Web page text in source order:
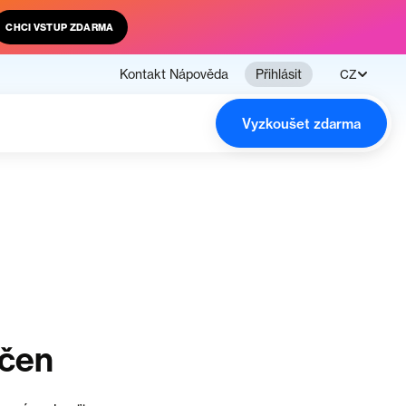
CHCI VSTUP ZDARMA
Kontakt Nápověda Přihlásit CZ
Vyzkoušet zdarma